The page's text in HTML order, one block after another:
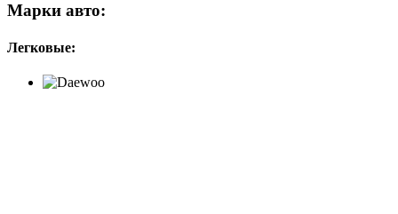
Марки авто:
Легковые: